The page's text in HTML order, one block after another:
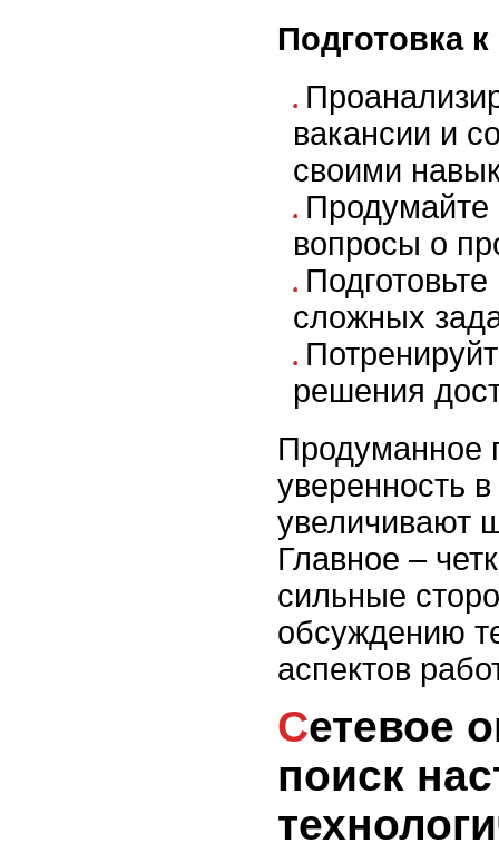
Подготовка
вакансии и
своими
Продумайте
вопросы о
сложных
решения
Продуманное
уверенность в
увеличивают
Главное –
сильные
обсуждению
аспектов
Сетевое окружение и
поиск